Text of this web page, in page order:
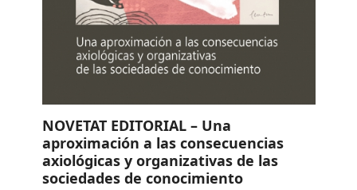
NOVETAT EDITORIAL – Una
aproximación a las consecuencias
axiológicas y organizativas de las
sociedades de conocimiento